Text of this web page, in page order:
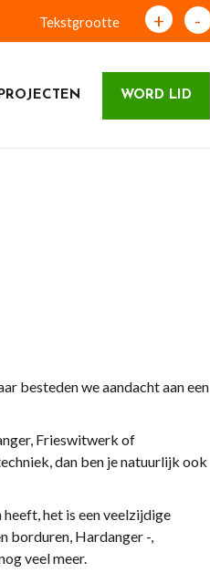
Tekstgrootte + -
PROJECTEN WORD LID
besteden we aandacht aan een
Frieswitwerk of
dan ben je natuurlijk ook
het is een veelzijdige
borduren, Hardanger -,
veel meer.